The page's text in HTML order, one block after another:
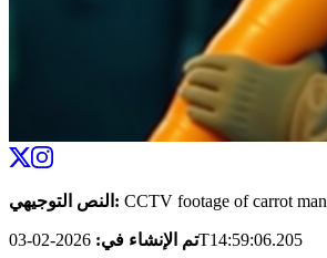
النص التوجيهي : CCTV footage of carrot man
تم الإنشاء في: 2026-02-03T14:59:06.205